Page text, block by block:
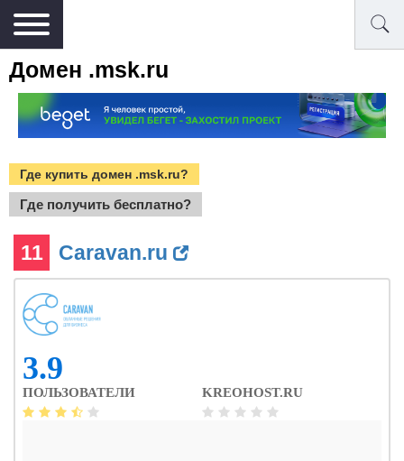
Домен .msk.ru
Где купить домен .msk.ru?
Где получить бесплатно?
11 Caravan.ru
3.9
ПОЛЬЗОВАТЕЛИ KREOHOST.RU